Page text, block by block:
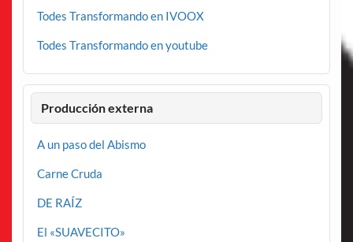
Todes Transformando en IVOOX
Todes Transformando en youtube
Producción externa
A un paso del Abismo
Carne Cruda
DE RAÍZ
El «SUAVECITO»